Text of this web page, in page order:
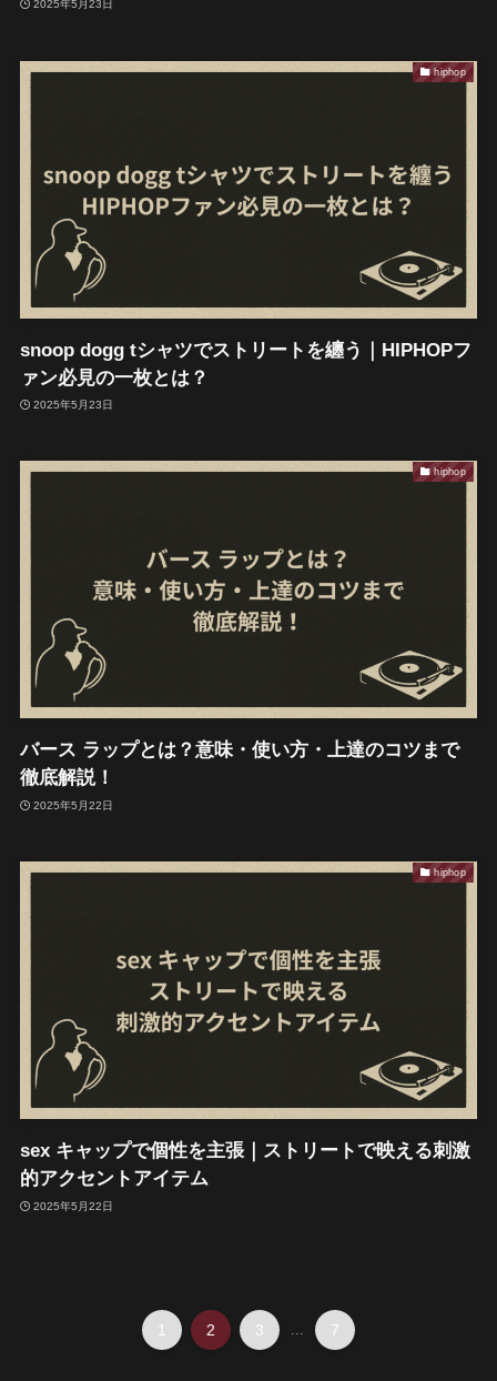
2025年5月23日
hiphop
snoop dogg tシャツでストリートを纏う｜HIPHOPフ
ァン必見の一枚とは？
2025年5月23日
hiphop
バース ラップとは？意味・使い方・上達のコツまで
徹底解説！
2025年5月22日
hiphop
sex キャップで個性を主張｜ストリートで映える刺激
的アクセントアイテム
2025年5月22日
1 2 3 ... 7